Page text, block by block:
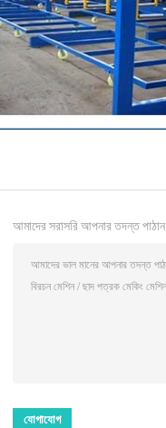
আমাদের সরাসরি আপনার তদন্ত পাঠান